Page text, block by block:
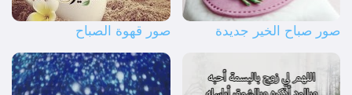
صور صباح الخير جديدة صور قهوة الصباح